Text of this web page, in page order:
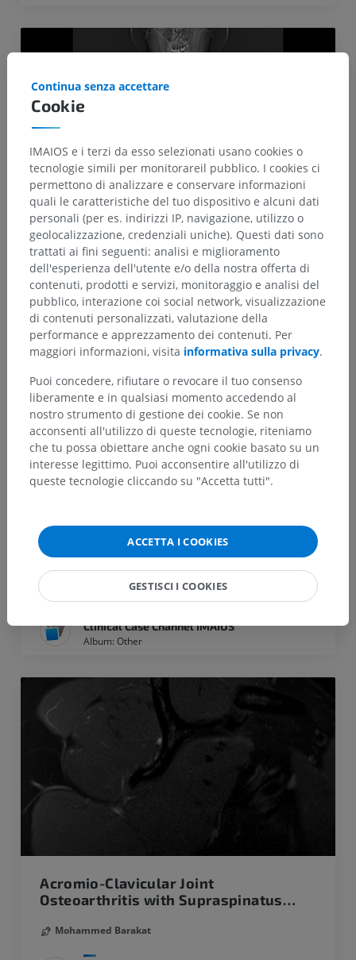
Calcareous formula (tonsil stones?)
on palatine and lingual tonsil
Clinical Case Channel IMAIOS
Album: Head and neck
Lumbar Spine - CT
Clinical Case Channel IMAIOS
Album: Other
Acromio-Clavicular Joint
Osteoarthritis with Supraspinatus
Mohammed Barakat
Cookie
Continua senza accettare
IMAIOS e i terzi da esso selezionati usano cookies o
tecnologie simili per monitorareil pubblico. I cookies ci
permettono di analizzare e conservare informazioni
quali le caratteristiche del tuo dispositivo e alcuni dati
personali (per es. indirizzi IP, navigazione, utilizzo o
geolocalizzazione, credenziali uniche). Questi dati sono
trattati ai fini seguenti: analisi e miglioramento
dell'esperienza dell'utente e/o della nostra offerta di
contenuti, prodotti e servizi, monitoraggio e analisi del
pubblico, interazione coi social network, visualizzazione
di contenuti personalizzati, valutazione della
performance e apprezzamento dei contenuti. Per
maggiori informazioni, visita informativa sulla privacy.
Puoi concedere, rifiutare o revocare il tuo consenso
liberamente e in qualsiasi momento accedendo al
nostro strumento di gestione dei cookie. Se non
acconsenti all'utilizzo di queste tecnologie, riteniamo
che tu possa obiettare anche ogni cookie basato su un
interesse legittimo. Puoi acconsentire all'utilizzo di
queste tecnologie cliccando su "Accetta tutti".
ACCETTA I COOKIES
GESTISCI I COOKIES